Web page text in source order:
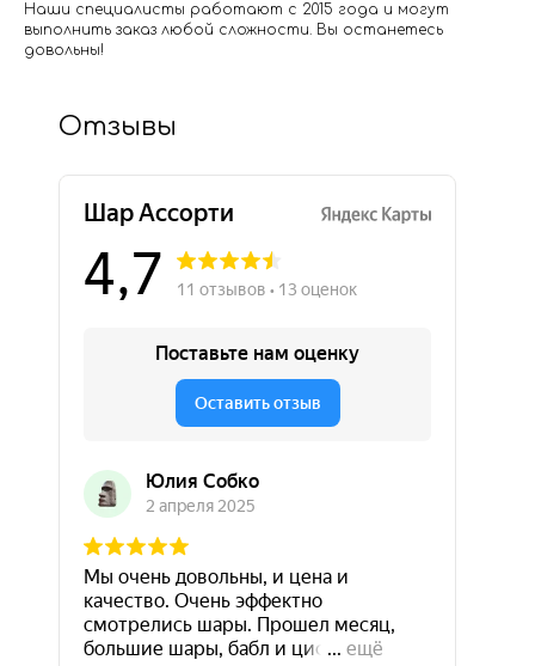
Наши специалисты работают с 2015 года и могут
выполнить заказ любой сложности. Вы останетесь
довольны!
Отзывы